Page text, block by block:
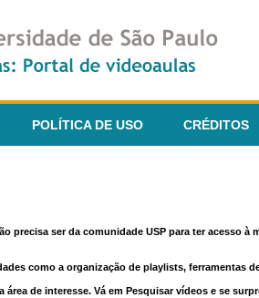
POLÍTICA DE USO CRÉDITOS
precisa ser da comunidade USP para ter
como a organização de playlists, ferramentas
de interesse. Vá em Pesquisar vídeos e se